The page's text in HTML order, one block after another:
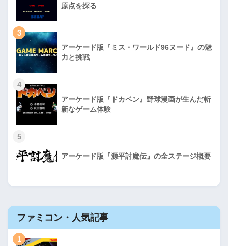
原点を探る
3
アーケード版『ミス・ワールド96ヌード』の魅
力と挑戦
4
アーケード版『ドカベン』野球漫画が生んだ斬
新なゲーム体験
5
アーケード版『源平討魔伝』の全ステージ概要
ファミコン・人気記事
1